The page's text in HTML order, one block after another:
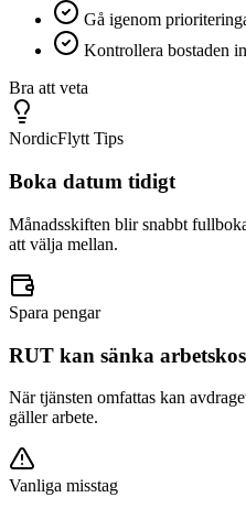
Gå igenom
Kontrollera bostaden
Bra att veta
NordicFlytt Tips
Boka datum tidigt
Månadsskiften blir snabbt
att välja mellan.
Spara pengar
RUT kan sänka
När tjänsten omfattas kan
gäller arbete.
Vanliga misstag